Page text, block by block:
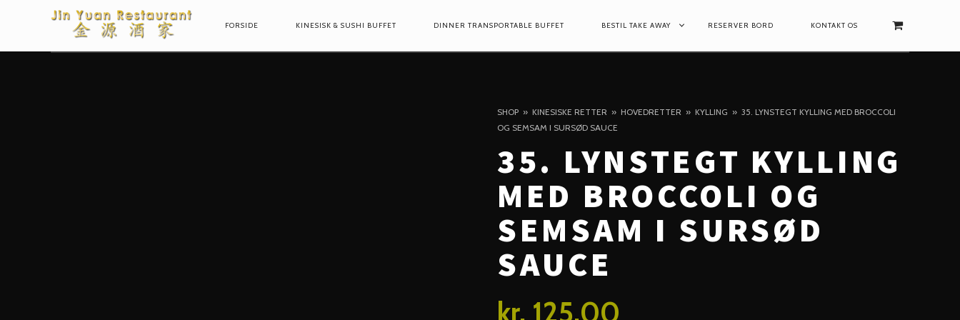
PRIMARY
FORSIDE KINESISK & SUSHI BUFFET DINNER TRANSPORTABLE BUFFET BESTIL TAKE AWAY RESERVER BORD KONTAKT OS
SHOP KINESISKE RETTER HOVEDRETTER KYLLING
35. LYNSTEGT KYLLING MED BROCCOLI
OG SEMSAM I SURSØD SAUCE
35. LYNSTEGT KYLLING
MED BROCCOLI OG
SEMSAM I SURSØD
SAUCE
kr. 125,00